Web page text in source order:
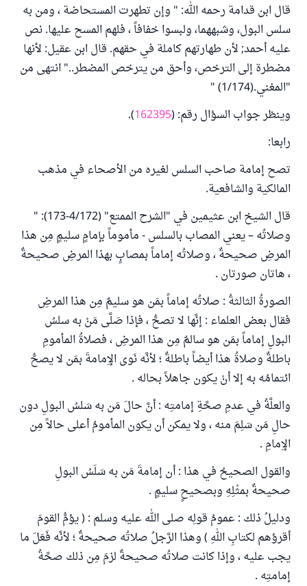
قال ابن قدامة رحمه الله: " وإن تطهرت المستحاضة ، ومن به
سلس البول، وشبههما، ولبسوا خفافاً ، فلهم المسح عليها. نص
عليه أحمد; لأن طهارتهم كاملة في حقهم. قال ابن عقيل: لأنها
مضطرة إلى الترخص، وأحق من يترخص المضطر.." انتهى من
"المغني.(1/174) "
وينظر جواب السؤال رقم: (162395
).
رابعا:
تصح إمامة صاحب السلس لغيره من الأصحاء في مذهب
المالكية والشافعية.
قال الشيخ ابن عثيمين في "الشرح الممتع" (4/172-173): "
وصلاتُه – يعني المصاب بالسلس - مأموماً بإمامٍ سليمٍ مِن هذا
المرضِ صحيحةٌ ، وصلاتُه إماماً بمصابٍ بهذا المرضِ صحيحةٌ
، هاتان صورتان .
الصورةُ الثالثةُ : صلاتُه إماماً بمَن هو سليمٌ مِن هذا المرضِ
فقال بعض العلماء : إنَّها لا تصحُّ ، فإذا صَلَّى مَنْ به سلسُ
البولِ إماماً بمَن هو سالمٌ مِن هذا المرضِ ، فصلاةُ المأمومِ
باطلةٌ وصلاةُ هذا أيضاً باطلةٌ ؛ لأنَّه نَوى الإِمامةَ بمَن لا يصحُّ
ائتمامُه به إلا أنْ يكون جاهلاً بحاله .
والعلَّةُ في عدمِ صحَّةِ إمامتِه : أنَّ حالَ مَن به سَلسُ البولِ دون
حالِ مَن سَلِمَ منه ، ولا يمكن أن يكون المأمومُ أعلى حالاً مِن
الإِمامِ .
والقول الصحيحُ في هذا : أن إمامةَ مَن به سَلَسُ البولِ
صحيحةٌ بمثْلِهِ وبصحيحٍ سليمٍ .
ودليلُ ذلك : عمومُ قولِه صلى الله عليه وسلم : ( يؤمُّ القومَ
أقرؤهم لكتابِ اللهِ ) وهذا الرَّجلُ صلاتُه صحيحةٌ ؛ لأنَّه فَعَلَ ما
يجب عليه ، وإذا كانت صلاتُه صحيحةٌ لزمَ مِن ذلك صحَّةُ
إمامتِه .